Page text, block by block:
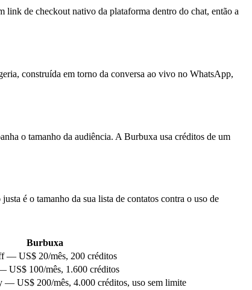
de checkout nativo da plataforma dentro do chat, então a
construída em torno da conversa ao vivo no WhatsApp,
o tamanho da audiência. A Burbuxa usa créditos de um
é o tamanho da sua lista de contatos contra o uso de
Burbuxa
— US$ 20/mês, 200 créditos
US$ 100/mês, 1.600 créditos
— US$ 200/mês, 4.000 créditos, uso sem limite